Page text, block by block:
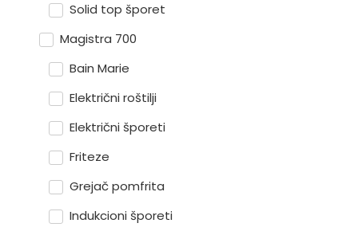
Solid top šporet
Magistra 700
Bain Marie
Električni roštilji
Električni šporeti
Friteze
Grejač pomfrita
Indukcioni šporeti